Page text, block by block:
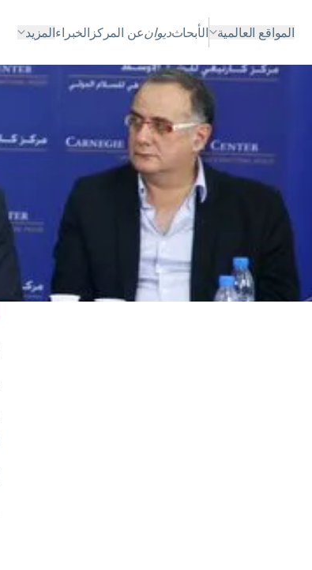
المواقع العالمية الأبحاثديوانعن المركز الخبراءالمزيد